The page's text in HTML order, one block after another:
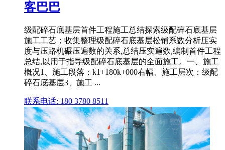
客巴巴
级配碎石底基层首件工程施工总结探索级配碎石底基层
施工工艺；收集整理级配碎石底基层松铺系数分析压实
度与压路机碾压遍数的关系,总结压实遍数,编制首件工程
总结,以用于指导级配碎石底基层的全面施工。一、施工
概况1、施工段落：k1+180k+000右幅、施工层次：级配
碎石底基层3、施工 ...
联系电话: 180 3780 8511